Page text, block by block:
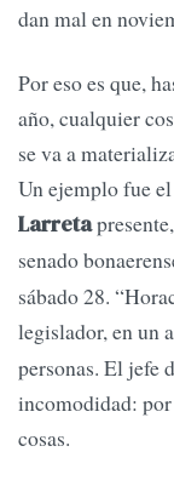
dan mal en
Por eso es que,
año, cualquier
se va a
Un ejemplo fue
Larreta
senado
sábado 28.
legislador, en un
personas. El jefe
incomodidad:
cosas.